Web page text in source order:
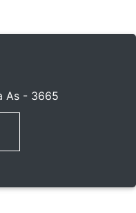
As - 3665